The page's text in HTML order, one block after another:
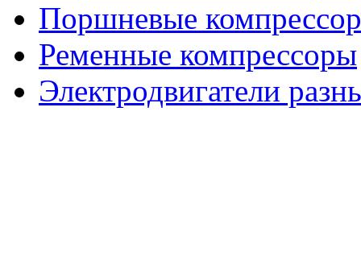
Поршневые
Ременные компрессоры
Электродвигатели